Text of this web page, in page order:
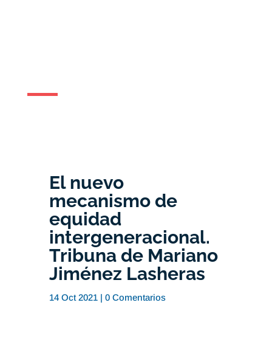
El nuevo
mecanismo de
equidad
intergeneracional.
Tribuna de Mariano
Jiménez Lasheras
14 Oct 2021| 0 Comentarios